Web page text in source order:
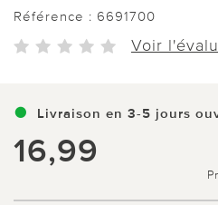
Référence : 6691700
Voir
Livraison en 3-5 jours
16,99